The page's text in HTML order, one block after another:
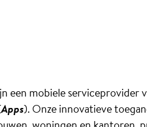
een mobiele serviceprovider
Apps). Onze innovatieve